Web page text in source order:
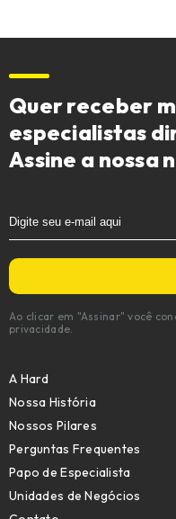
Quer receber
especialistas
Assine a nossa
Ao clicar em "Assinar" você
privacidade.
A Hard
Nossa História
Nossos Pilares
Perguntas Frequentes
Papo de Especialista
Unidades de Negócios